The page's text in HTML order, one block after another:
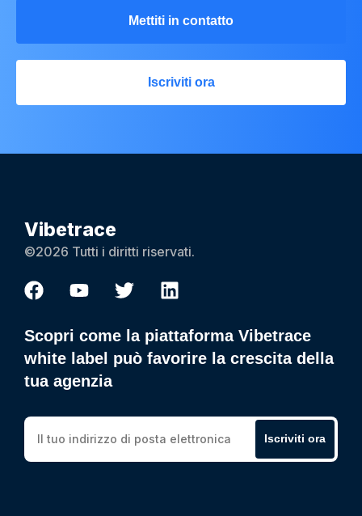
Mettiti in contatto
Iscriviti ora
Vibetrace
©2026 Tutti i diritti riservati.
Scopri come la piattaforma Vibetrace
white label può favorire la crescita della
tua agenzia
Iscriviti ora